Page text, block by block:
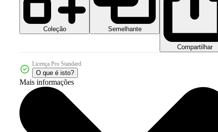
Coleção Semelhante
Compartilhar
Licença Pro Standard
O que é isto?
Mais informações